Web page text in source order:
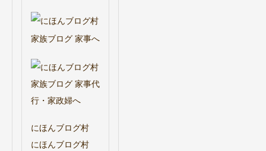
にほんブログ村
にほんブログ村